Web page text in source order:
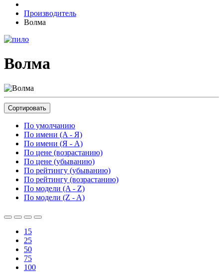
Производитель
Волма
Волма
Сортировать
По умолчанию
По имени (A - Я)
По имени (Я - A)
По цене (возрастанию)
По цене (убыванию)
По рейтингу (убыванию)
По рейтингу (возрастанию)
По модели (A - Z)
По модели (Z - A)
15
25
50
75
100